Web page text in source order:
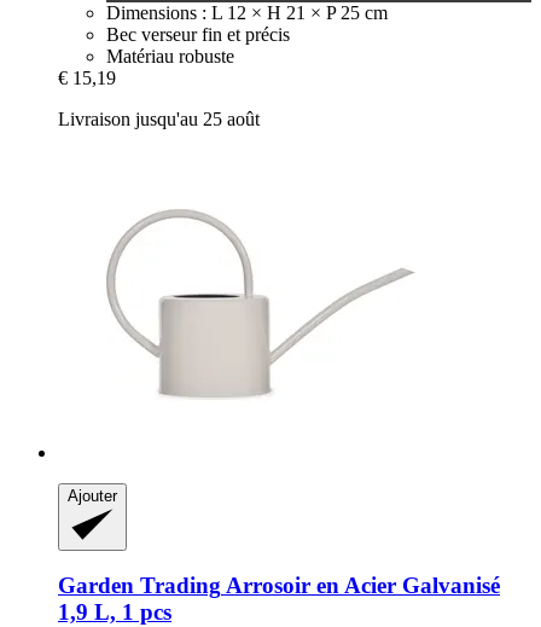
Dimensions : L 12 × H 21 × P 25 cm
Bec verseur fin et précis
Matériau robuste
€ 15,19
Livraison jusqu'au 25 août
Ajouter
Garden TradingArrosoir en Acier Galvanisé
1,9 L, 1 pcs